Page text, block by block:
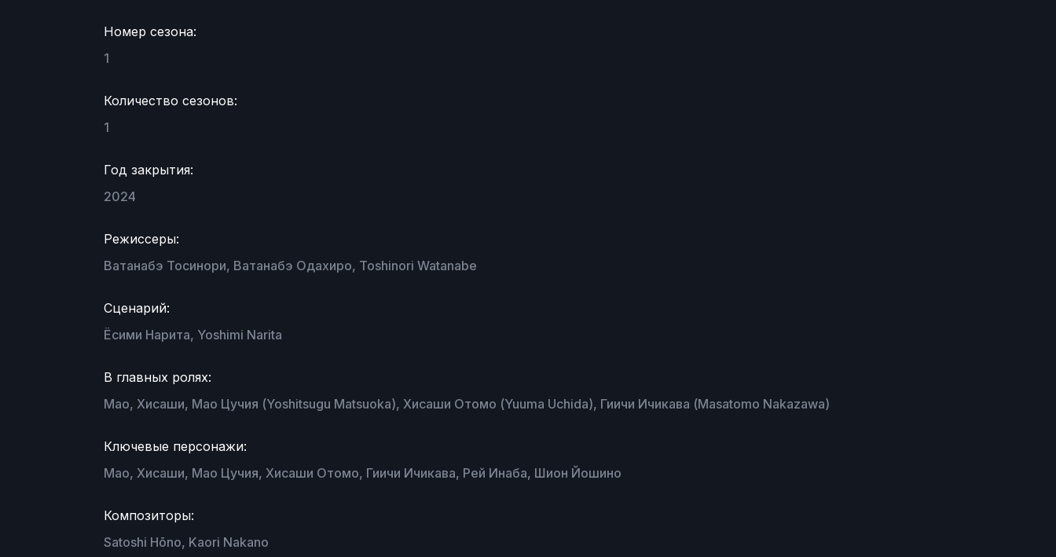
Номер сезона:
1
Количество сезонов:
1
Год закрытия:
2024
Режиссеры:
Ватанабэ Тосинори, Ватанабэ Одахиро, Toshinori Watanabe
Сценарий:
Ёсими Нарита, Yoshimi Narita
В главных ролях:
Мао, Хисаши, Мао Цучия (Yoshitsugu Matsuoka), Хисаши Отомо (Yuuma Uchida), Гиичи Ичикава (Masatomo Nakazawa)
Ключевые персонажи:
Мао, Хисаши, Мао Цучия, Хисаши Отомо, Гиичи Ичикава, Рей Инаба, Шион Йошино
Композиторы:
Satoshi Hōno, Kaori Nakano